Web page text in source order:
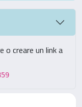
creare un link a